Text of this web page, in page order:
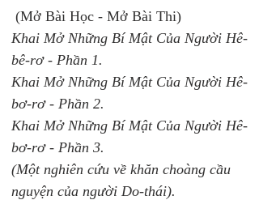
(Mở Bài Học - Mở Bài Thi)
Khai Mở Những Bí Mật Của Người Hê-
bê-rơ - Phần 1.
Khai Mở Những Bí Mật Của Người Hê-
bơ-rơ - Phần 2.
Khai Mở Những Bí Mật Của Người Hê-
bơ-rơ - Phần 3.
(Một nghiên cứu về khăn choàng cầu
nguyện của người Do-thái).